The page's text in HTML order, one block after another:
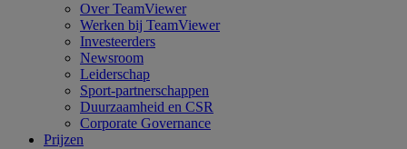
Over TeamViewer
Werken bij TeamViewer
Investeerders
Newsroom
Leiderschap
Sport-partnerschappen
Duurzaamheid en CSR
Corporate Governance
Prijzen